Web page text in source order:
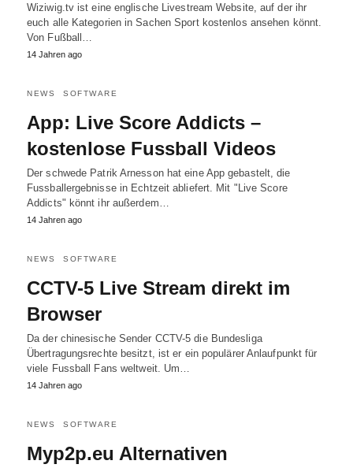
Wiziwig.tv ist eine englische Livestream Website, auf der ihr
euch alle Kategorien in Sachen Sport kostenlos ansehen könnt.
Von Fußball…
14 Jahren ago
NEWS SOFTWARE
App: Live Score Addicts –
kostenlose Fussball Videos
Der schwede Patrik Arnesson hat eine App gebastelt, die
Fussballergebnisse in Echtzeit abliefert. Mit "Live Score
Addicts" könnt ihr außerdem…
14 Jahren ago
NEWS SOFTWARE
CCTV-5 Live Stream direkt im
Browser
Da der chinesische Sender CCTV-5 die Bundesliga
Übertragungsrechte besitzt, ist er ein populärer Anlaufpunkt für
viele Fussball Fans weltweit. Um…
14 Jahren ago
NEWS SOFTWARE
Myp2p.eu Alternativen